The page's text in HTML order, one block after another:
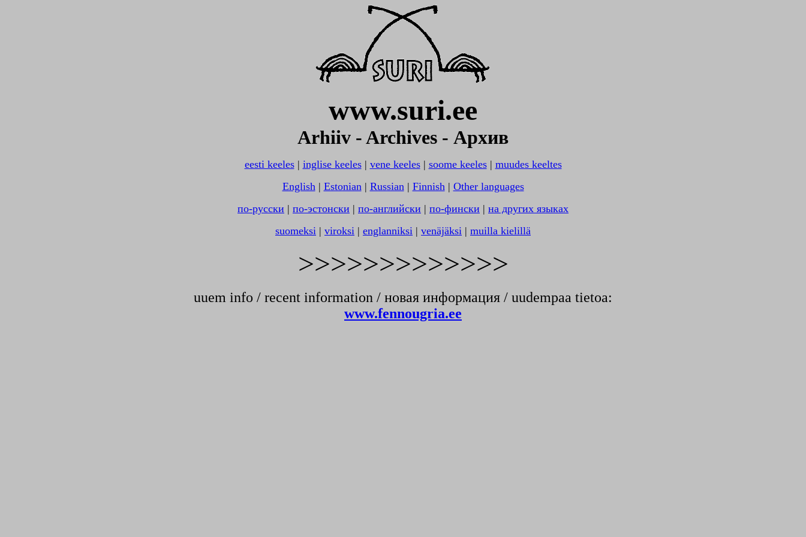
www.suri.ee
Arhiiv - Archives - Архив
eesti keeles| inglise keeles| vene keeles| soome keeles| muudes keeltes
English| Estonian| Russian| Finnish| Other languages
по-русски | по-эстонски | по-английски | по-фински | на других языках
suomeksi | viroksi | englanniksi | venäjäksi | muilla kielillä
>>>>>>>>>>>>>
uuem info / recent information / новая информация / uudempaa tietoa:
www.fennougria.ee